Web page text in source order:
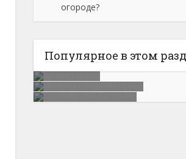
огороде?
Популярное в этом